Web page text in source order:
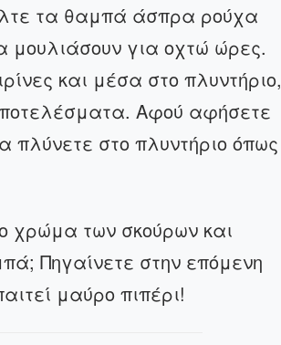
τα θαμπά άσπρα ρούχα
μουλιάσουν για οχτώ ώρες.
και μέσα στο πλυντήριο,
Αφού αφήσετε
στο πλυντήριο όπως
χρώμα των σκούρων και
Πηγαίνετε στην επόμενη
μαύρο πιπέρι!